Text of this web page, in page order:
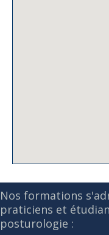
Nos formations
praticiens et
posturologie :